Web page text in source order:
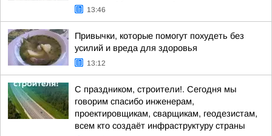
13:46
Привычки, которые помогут похудеть без
усилий и вреда для здоровья
13:12
С праздником, строители!. Сегодня мы
говорим спасибо инженерам,
проектировщикам, сварщикам, геодезистам,
всем кто создаёт инфраструктуру страны